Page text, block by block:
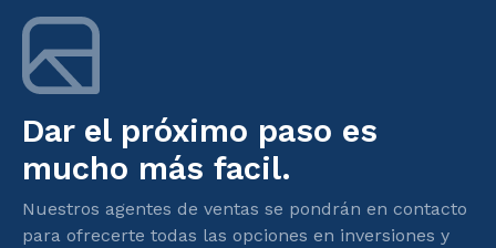
Dar el próximo paso es
mucho más facil.
Nuestros agentes de ventas se pondrán en contacto
para ofrecerte todas las opciones en inversiones y